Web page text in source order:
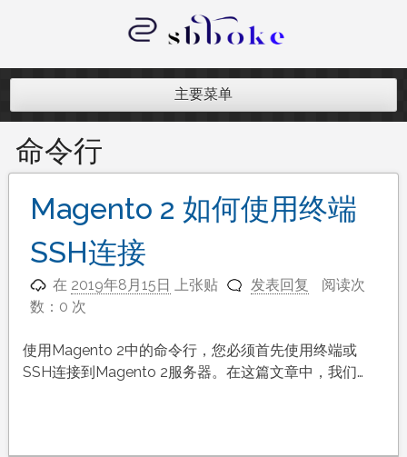
内
记录跨境电商独立站开发遇到的点点
主要菜单
命令行
Magento 2 如何使用终端
SSH连接
在 2019年8月15日 上张贴 发表回复
阅读次
数：0 次
使用Magento 2中的命令行，您必须首先使用终端或
SSH连接到Magento 2服务器。在这篇文章中，我们…